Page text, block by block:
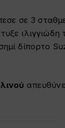
σε 3
ιλιγγιώδη
δίπορτο